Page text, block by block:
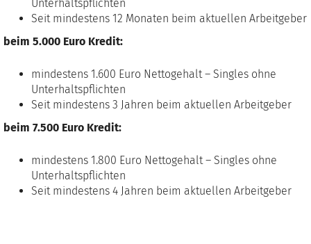
Unterhaltspflichten
Seit mindestens 12 Monaten beim aktuellen Arbeitgeber
beim 5.000 Euro Kredit:
mindestens 1.600 Euro Nettogehalt – Singles ohne
Unterhaltspflichten
Seit mindestens 3 Jahren beim aktuellen Arbeitgeber
beim 7.500 Euro Kredit:
mindestens 1.800 Euro Nettogehalt – Singles ohne
Unterhaltspflichten
Seit mindestens 4 Jahren beim aktuellen Arbeitgeber